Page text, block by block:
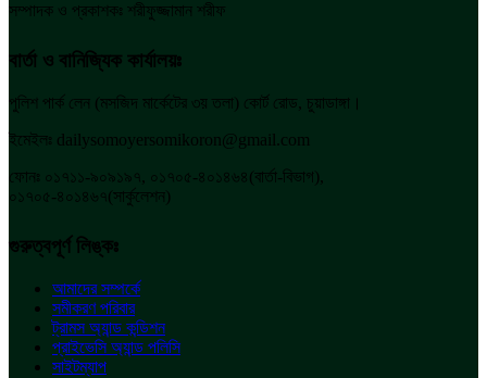
সম্পাদক ও প্রকাশকঃ শরীফুজ্জামান শরীফ
বার্তা ও বানিজ্যিক কার্যালয়ঃ
পুলিশ পার্ক লেন (মসজিদ মার্কেটের ৩য় তলা) কোর্ট রোড, চুয়াডাঙ্গা।
ইমেইলঃ dailysomoyersomikoron@gmail.com
ফোনঃ ০১৭১১-৯০৯১৯৭, ০১৭০৫-৪০১৪৬৪(বার্তা-বিভাগ),
০১৭০৫-৪০১৪৬৭(সার্কুলেশন)
গুরুত্বপূর্ণ লিঙ্কঃ
আমাদের সম্পর্কে
সমীকরণ পরিবার
ট্রামস অ্যান্ড কন্ডিশন
প্রাইভেসি অ্যান্ড পলিসি
সাইটম্যাপ